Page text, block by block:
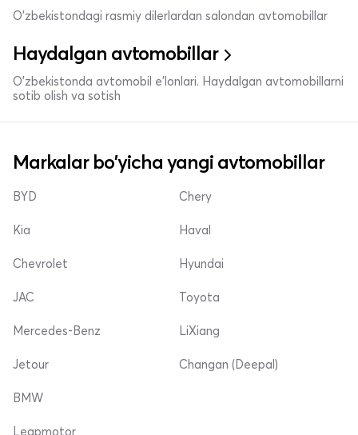
O'zbekistondagi rasmiy dilerlardan salondan avtomobillar
Haydalgan avtomobillar
O'zbekistonda avtomobil e’lonlari. Haydalgan avtomobillarni
sotib olish va sotish
Markalar bo'yicha yangi avtomobillar
BYD
Kia
Chevrolet
Chery
Haval
Hyundai
JAC
Mercedes-Benz
Jetour
Toyota
LiXiang
Changan (Deepal)
BMW
Leapmotor